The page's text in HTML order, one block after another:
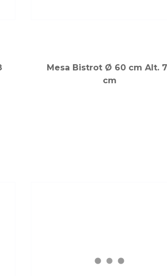
Mesa Bistrot Ø 60 cm Alt.
cm